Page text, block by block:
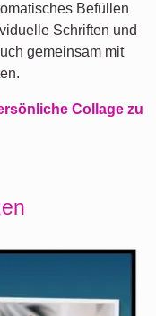
Befüllen
Schriften und
gemeinsam mit
Collage zu